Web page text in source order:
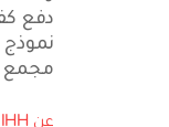
دفع
مجمع
عن IHH